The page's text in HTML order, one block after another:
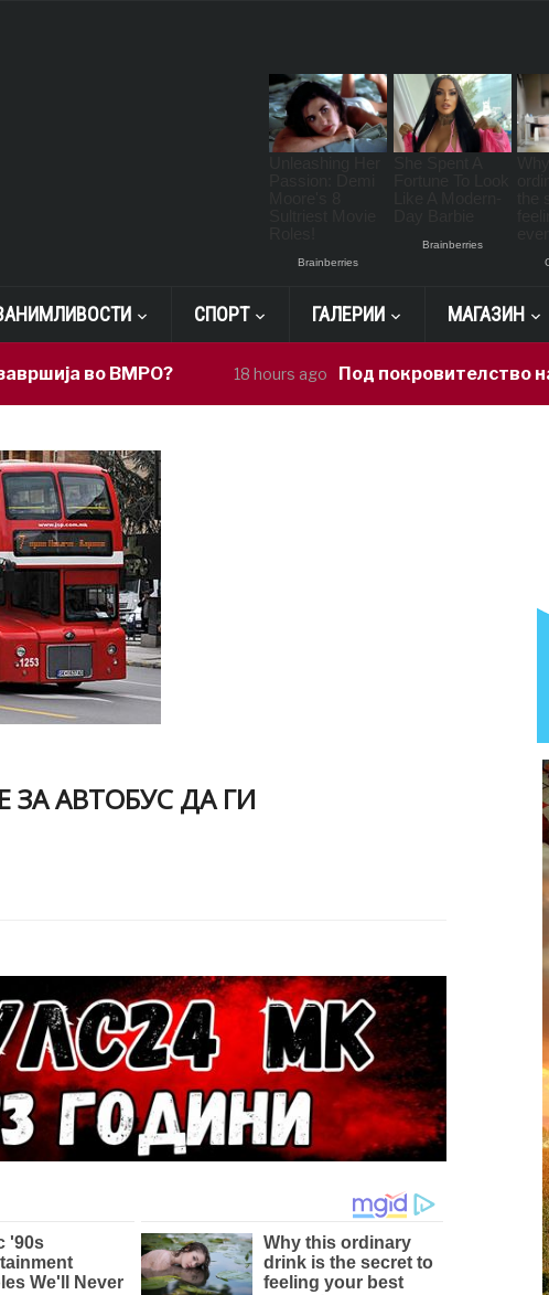
СПОРТ ГАЛЕРИИ МАГАЗИН
во ВМРО? 18 hours ago Под покровителство на
ЗА АВТОБУС ДА ГИ